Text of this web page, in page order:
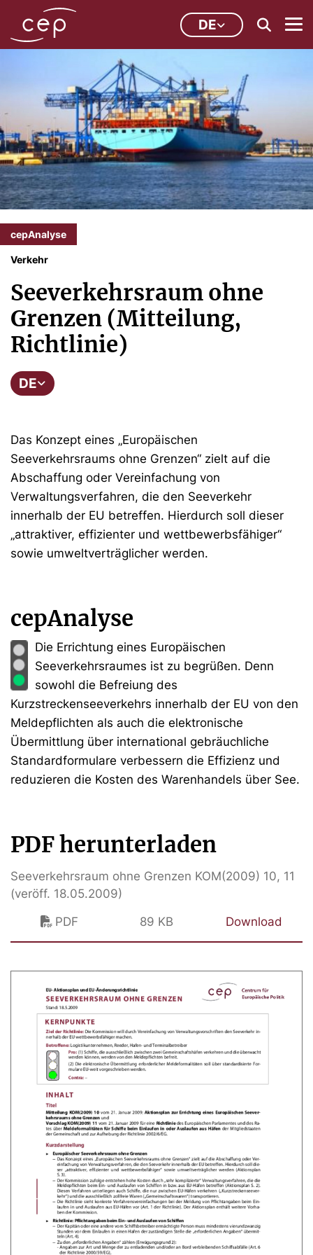
DE
cepAnalyse
Verkehr
Seeverkehrsraum ohne
Grenzen (Mitteilung,
Richtlinie)
DE
Das Konzept eines „Europäischen
Seeverkehrsraums ohne Grenzen“ zielt auf die
Abschaffung oder Vereinfachung von
Verwaltungsverfahren, die den Seeverkehr
innerhalb der EU betreffen. Hierdurch soll dieser
„attraktiver, effizienter und wettbewerbsfähiger“
sowie umweltverträglicher werden.
cepAnalyse
Die Errichtung eines Europäischen
Seeverkehrsraumes ist zu begrüßen. Denn
sowohl die Befreiung des
Kurzstreckenseeverkehrs innerhalb der EU von den
Meldepflichten als auch die elektronische
Übermittlung über international gebräuchliche
Standardformulare verbessern die Effizienz und
reduzieren die Kosten des Warenhandels über See.
PDF herunterladen
Seeverkehrsraum ohne Grenzen KOM(2009) 10, 11
(veröff. 18.05.2009)
PDF
89 KB Download